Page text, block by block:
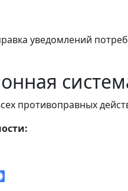
уведомлений
противоправных